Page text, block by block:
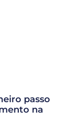
passo
na